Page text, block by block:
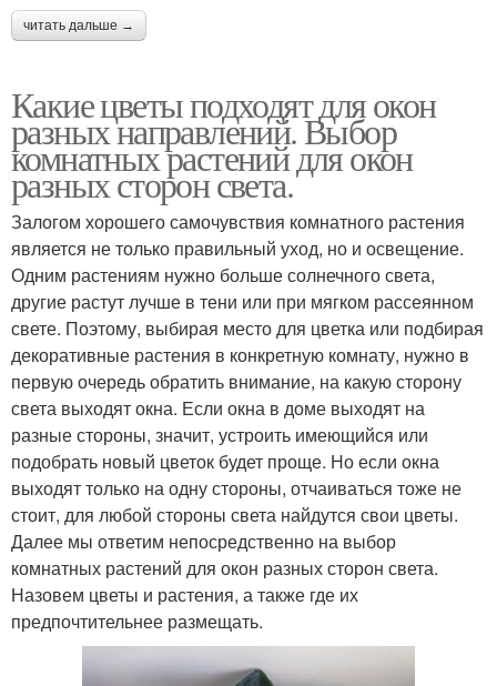
читать дальше →
Какие цветы подходят для окон
разных направлений. Выбор
комнатных растений для окон
разных сторон света.
Залогом хорошего самочувствия комнатного растения
является не только правильный уход, но и освещение.
Одним растениям нужно больше солнечного света,
другие растут лучше в тени или при мягком рассеянном
свете. Поэтому, выбирая место для цветка или подбирая
декоративные растения в конкретную комнату, нужно в
первую очередь обратить внимание, на какую сторону
света выходят окна. Если окна в доме выходят на
разные стороны, значит, устроить имеющийся или
подобрать новый цветок будет проще. Но если окна
выходят только на одну стороны, отчаиваться тоже не
стоит, для любой стороны света найдутся свои цветы.
Далее мы ответим непосредственно на выбор
комнатных растений для окон разных сторон света.
Назовем цветы и растения, а также где их
предпочтительнее размещать.